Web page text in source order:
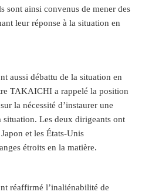
sont ainsi convenus de mener des
leur réponse à la situation en
aussi débattu de la situation en
TAKAICHI a rappelé la position
la nécessité d’instaurer une
situation. Les deux dirigeants ont
et les États-Unis
étroits en la matière.
réaffirmé l’inaliénabilité de